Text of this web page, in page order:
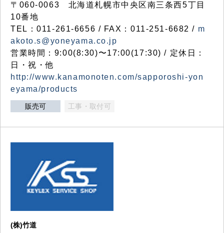
〒060-0063 北海道札幌市中央区南三条西5丁目
10番地
TEL：011-261-6656 / FAX：011-251-6682 / m
akoto.s@yoneyama.co.jp
営業時間：9:00(8:30)〜17:00(17:30) / 定休日：
日・祝・他
http://www.kanamonoten.com/sapporoshi-yon
eyama/products
販売可 工事・取付可
(株)竹道